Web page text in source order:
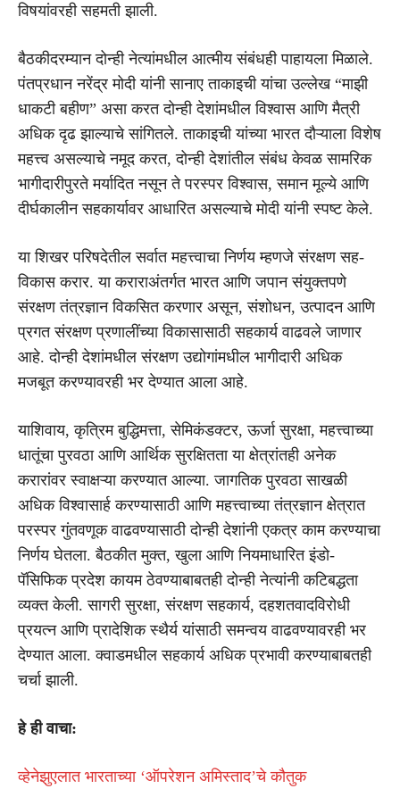
विषयांवरही सहमती झाली.
बैठकीदरम्यान दोन्ही नेत्यांमधील आत्मीय संबंधही पाहायला मिळाले.
पंतप्रधान नरेंद्र मोदी यांनी सानाए ताकाइची यांचा उल्लेख “माझी
धाकटी बहीण” असा करत दोन्ही देशांमधील विश्वास आणि मैत्री
अधिक दृढ झाल्याचे सांगितले. ताकाइची यांच्या भारत दौऱ्याला विशेष
महत्त्व असल्याचे नमूद करत, दोन्ही देशांतील संबंध केवळ सामरिक
भागीदारीपुरते मर्यादित नसून ते परस्पर विश्वास, समान मूल्ये आणि
दीर्घकालीन सहकार्यावर आधारित असल्याचे मोदी यांनी स्पष्ट केले.
या शिखर परिषदेतील सर्वात महत्त्वाचा निर्णय म्हणजे संरक्षण सह-
विकास करार. या कराराअंतर्गत भारत आणि जपान संयुक्तपणे
संरक्षण तंत्रज्ञान विकसित करणार असून, संशोधन, उत्पादन आणि
प्रगत संरक्षण प्रणालींच्या विकासासाठी सहकार्य वाढवले जाणार
आहे. दोन्ही देशांमधील संरक्षण उद्योगांमधील भागीदारी अधिक
मजबूत करण्यावरही भर देण्यात आला आहे.
याशिवाय, कृत्रिम बुद्धिमत्ता, सेमिकंडक्टर, ऊर्जा सुरक्षा, महत्त्वाच्या
धातूंचा पुरवठा आणि आर्थिक सुरक्षितता या क्षेत्रांतही अनेक
करारांवर स्वाक्षऱ्या करण्यात आल्या. जागतिक पुरवठा साखळी
अधिक विश्वासार्ह करण्यासाठी आणि महत्त्वाच्या तंत्रज्ञान क्षेत्रात
परस्पर गुंतवणूक वाढवण्यासाठी दोन्ही देशांनी एकत्र काम करण्याचा
निर्णय घेतला. बैठकीत मुक्त, खुला आणि नियमाधारित इंडो-
पॅसिफिक प्रदेश कायम ठेवण्याबाबतही दोन्ही नेत्यांनी कटिबद्धता
व्यक्त केली. सागरी सुरक्षा, संरक्षण सहकार्य, दहशतवादविरोधी
प्रयत्न आणि प्रादेशिक स्थैर्य यांसाठी समन्वय वाढवण्यावरही भर
देण्यात आला. क्वाडमधील सहकार्य अधिक प्रभावी करण्याबाबतही
चर्चा झाली.
हे ही वाचा:
व्हेनेझुएलात भारताच्या ‘ऑपरेशन अमिस्ताद’चे कौतुक